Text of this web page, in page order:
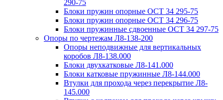
290-75
Блоки пружин опорные ОСТ 34 295-75
Блоки пружин опорные ОСТ 34 296-75
Блоки пружинные сдвоенные ОСТ 34 297-75
Опоры по чертежам Л8-138-200
Опоры неподвижные для вертикальных
коробов Л8-138.000
Блоки двухкатковые Л8-141.000
Блоки катковые пружинные Л8-144.000
Втулки для прохода через перекрытие Л8-
145.000